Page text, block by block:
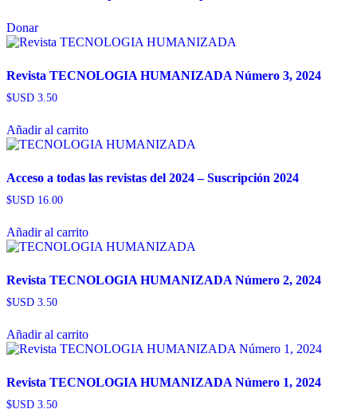
Donar
Revista TECNOLOGIA HUMANIZADA Número 3, 2024
$USD 3.50
Añadir al carrito
Acceso a todas las revistas del 2024 – Suscripción 2024
$USD 16.00
Añadir al carrito
Revista TECNOLOGIA HUMANIZADA Número 2, 2024
$USD 3.50
Añadir al carrito
Revista TECNOLOGIA HUMANIZADA Número 1, 2024
$USD 3.50